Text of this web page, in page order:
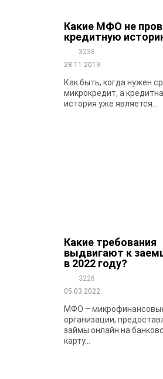
Какие МФО не
кредитную
3238
28.11.2019
Как быть, когда нужен
микрокредит, а
история уже является...
Какие требования
выдвигают к
в 2022 году?
3226
05.03.2022
МФО –
организации,
займы онлайн на
карту...